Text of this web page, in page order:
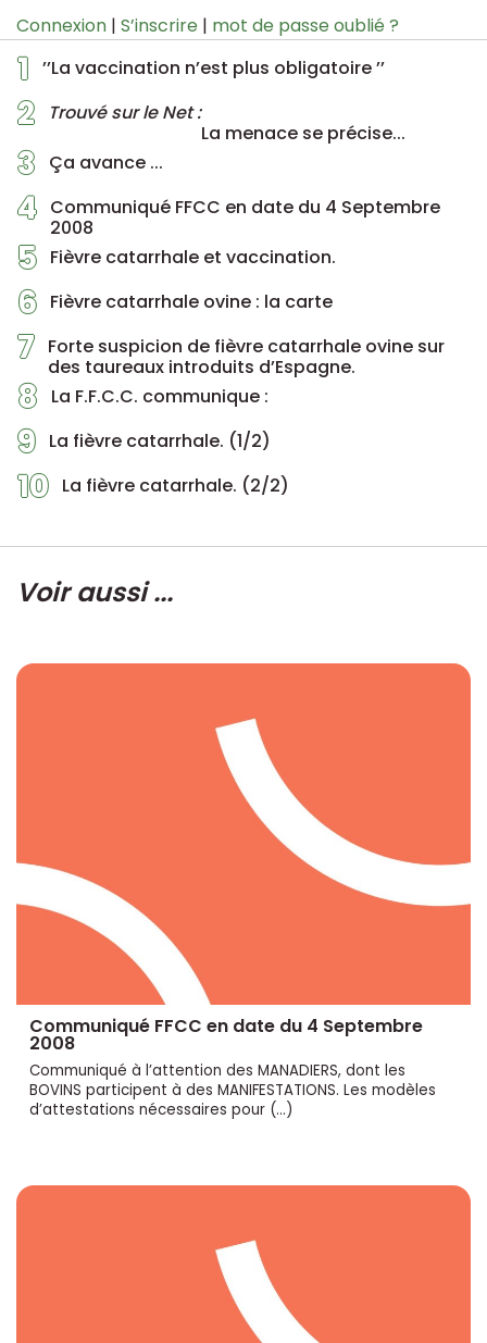
1 ’’La vaccination n’est plus obligatoire ’’
2
Trouvé sur le Net :
La menace se précise...
3 Ça avance ...
4 Communiqué FFCC en date du 4 Septembre
2008
5 Fièvre catarrhale et vaccination.
6 Fièvre catarrhale ovine : la carte
7 Forte suspicion de fièvre catarrhale ovine sur
des taureaux introduits d’Espagne.
8 La F.F.C.C. communique :
9 La fièvre catarrhale. (1/2)
10 La fièvre catarrhale. (2/2)
Connexion | S’inscrire | mot de passe oublié ?
Voir aussi ...
Communiqué FFCC en date du 4 Septembre
2008
Communiqué à l’attention des MANADIERS, dont les
BOVINS participent à des MANIFESTATIONS. Les modèles
d’attestations nécessaires pour (…)